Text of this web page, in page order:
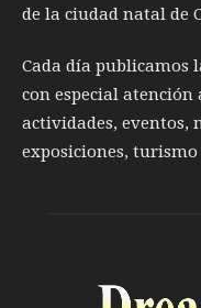
de la ciudad natal de
Cada día publicamos
con especial
actividades, eventos,
exposiciones,